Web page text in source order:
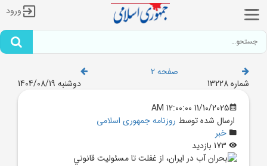
ورود
صفحه 2
شماره 13228
دوشنبه 1404/08/19
11/10/2025 12:00:00 AM
ارسال شده توسط روزنامه جمهوری اسلامی
خبر